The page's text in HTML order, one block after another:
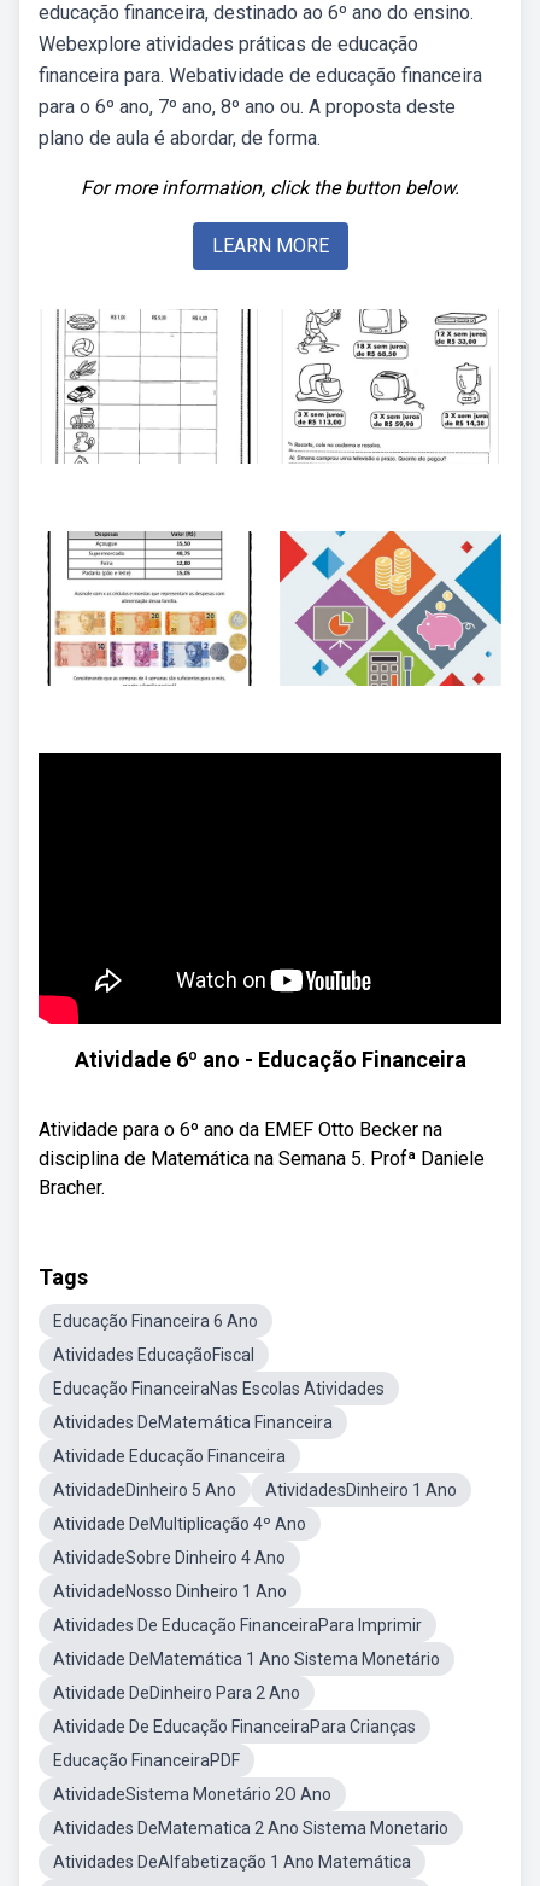
educação financeira, destinado ao 6º ano do ensino.
Webexplore atividades práticas de educação
financeira para. Webatividade de educação financeira
para o 6º ano, 7º ano, 8º ano ou. A proposta deste
plano de aula é abordar, de forma.
For more information, click the button below.
LEARN MORE
Atividade 6º ano - Educação Financeira
Atividade para o 6º ano da EMEF Otto Becker na
disciplina de Matemática na Semana 5. Profª Daniele
Bracher.
Tags
Educação Financeira 6 Ano
Atividades EducaçãoFiscal
Educação FinanceiraNas Escolas Atividades
Atividades DeMatemática Financeira
Atividade Educação Financeira
AtividadeDinheiro 5 Ano
AtividadesDinheiro 1 Ano
Atividade DeMultiplicação 4º Ano
AtividadeSobre Dinheiro 4 Ano
AtividadeNosso Dinheiro 1 Ano
Atividades De Educação FinanceiraPara Imprimir
Atividade DeMatemática 1 Ano Sistema Monetário
Atividade DeDinheiro Para 2 Ano
Atividade De Educação FinanceiraPara Crianças
Educação FinanceiraPDF
AtividadeSistema Monetário 2O Ano
Atividades DeMatematica 2 Ano Sistema Monetario
Atividades DeAlfabetização 1 Ano Matemática